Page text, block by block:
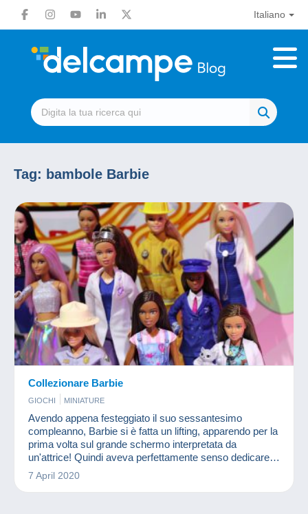
Italiano
Tag: bambole Barbie
Collezionare Barbie
GIOCHI MINIATURE
Avendo appena festeggiato il suo sessantesimo
compleanno, Barbie si è fatta un lifting, apparendo per la
prima volta sul grande schermo interpretata da
un'attrice! Quindi aveva perfettamente senso dedicare
un articolo alla bambola più famosa del mondo.
7 April 2020